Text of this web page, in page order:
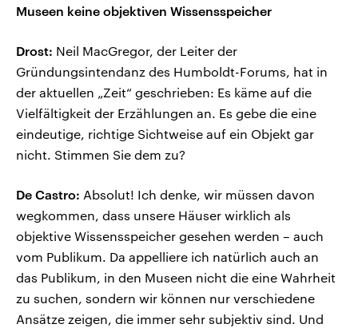
Museen keine objektiven Wissensspeicher
Drost: Neil MacGregor, der Leiter der
Gründungsintendanz des Humboldt-Forums, hat in
der aktuellen „Zeit“ geschrieben: Es käme auf die
Vielfältigkeit der Erzählungen an. Es gebe die eine
eindeutige, richtige Sichtweise auf ein Objekt gar
nicht. Stimmen Sie dem zu?
De Castro: Absolut! Ich denke, wir müssen davon
wegkommen, dass unsere Häuser wirklich als
objektive Wissensspeicher gesehen werden – auch
vom Publikum. Da appelliere ich natürlich auch an
das Publikum, in den Museen nicht die eine Wahrheit
zu suchen, sondern wir können nur verschiedene
Ansätze zeigen, die immer sehr subjektiv sind. Und